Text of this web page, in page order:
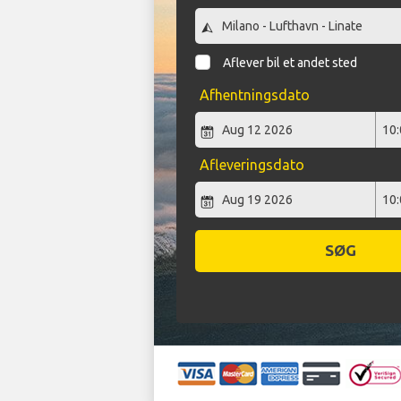
Aflever bil et andet sted
Afhentningsdato
Afleveringsdato
SØG